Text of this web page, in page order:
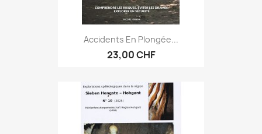
Accidents En Plongée...
23,00 CHF